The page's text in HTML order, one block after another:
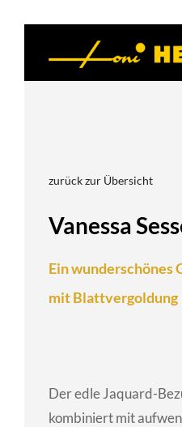
zurück zur Übersicht
Vanessa
Ein wunderschönes
mit Blattvergoldung
Der edle Jaquard-
kombiniert mit